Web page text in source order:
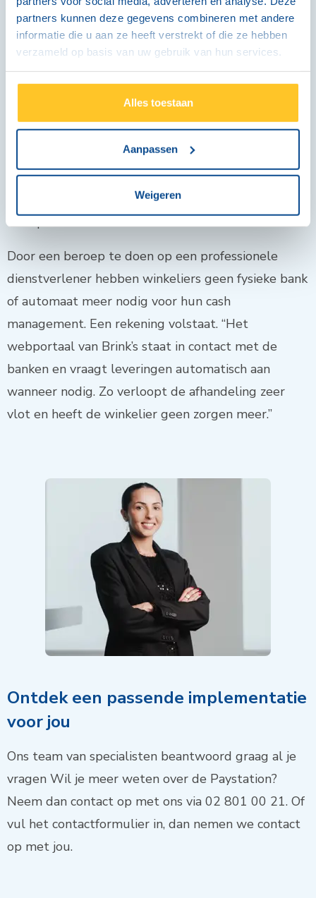
partners kunnen deze gegevens combineren met andere
informatie die u aan ze heeft verstrekt of die ze hebben
verzameld op basis van uw gebruik van hun services.
Alles toestaan
Aanpassen
Weigeren
winkelier toelaat om cash geld zelf af te storten in
de winkel, in een slimme kluis. “Het toestel
geld op de rekening, nog voor wij het toestel zijn
komen leegmaken. Het is een vorm van
precreditering dus, waardoor de waarde ook
meteen verzekerd is. Via een webportaal kan de
zaakvoerder elke storting in detail bekijken: door
wie, hoeveel … Dat zorgt voor meer efficiëntie en
transparantie.”
Door een beroep te doen op een professionele
dienstverlener hebben winkeliers geen fysieke bank
of automaat meer nodig voor hun cash
management. Een rekening volstaat. “Het
webportaal van Brink’s staat in contact met de
banken en vraagt leveringen automatisch aan
wanneer nodig. Zo verloopt de afhandeling zeer
vlot en heeft de winkelier geen zorgen meer.”
Ontdek een passende implementatie
voor jou
Ons team van specialisten beantwoord graag al je
vragen Wil je meer weten over de Paystation?
Neem dan contact op met ons via 02 801 00 21. Of
vul het contactformulier in, dan nemen we contact
op met jou.